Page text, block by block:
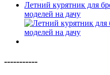
Летний курятник для
моделей на дачу
-----------